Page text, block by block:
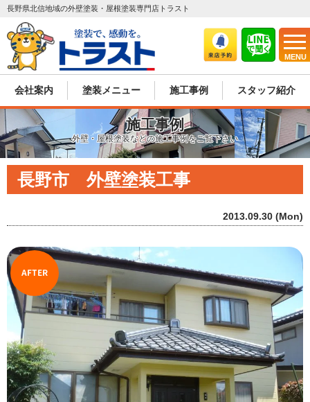
MENU
長野県北信地域の外壁塗装・屋根塗装専門店トラスト
会社案内 塗装メニュー 施工事例 スタッフ紹介
施工事例
外壁・屋根塗装などの施工事例をご覧下さい
長野市 外壁塗装工事
2013.09.30 (Mon)
AFTER